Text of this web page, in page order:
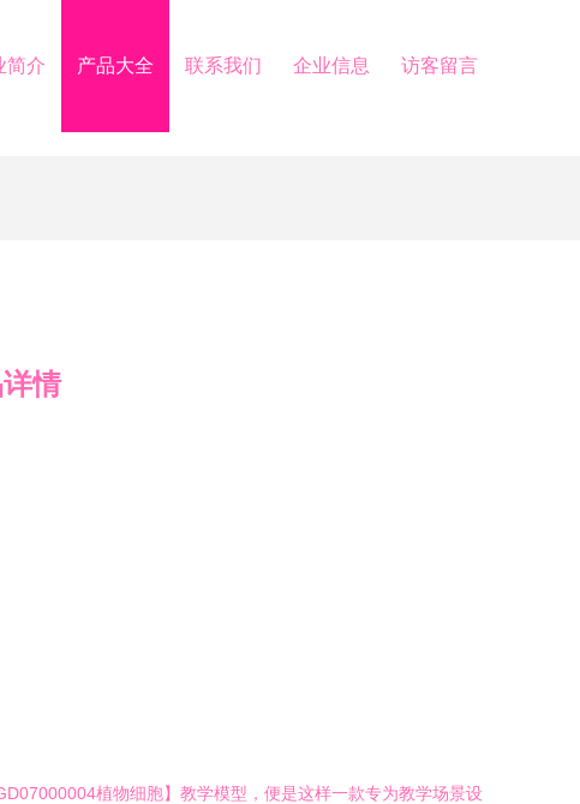
简介 产品大全 联系我们 企业信息 访客留言
情
植物细胞】教学模型，便是这样一款专为教学场景设